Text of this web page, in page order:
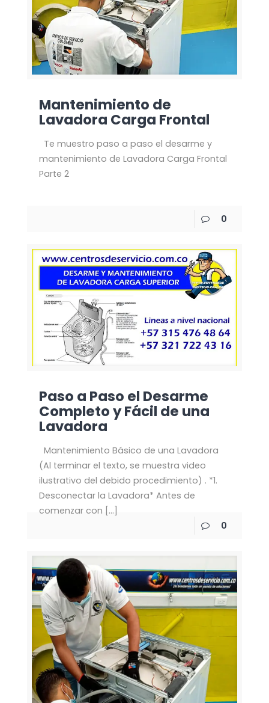
Mantenimiento de
Lavadora Carga Frontal
Te muestro paso a paso el desarme y
mantenimiento de Lavadora Carga Frontal
Parte 2
0
Paso a Paso el Desarme
Completo y Fácil de una
Lavadora
Mantenimiento Básico de una Lavadora
(Al terminar el texto, se muestra video
ilustrativo del debido procedimiento) . *1.
Desconectar la Lavadora* Antes de
comenzar con […]
0